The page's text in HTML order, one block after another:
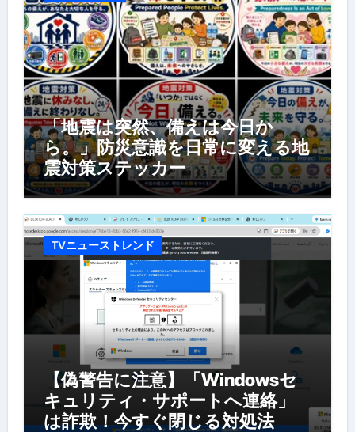
「地震は突然、備えは今日か
ら。」防災意識を日常に変える地
震対策ステッカー
TVニューストレンド
【偽警告に注意】「Windowsセ
キュリティ・サポートへ連絡」
は詐欺！今すぐ閉じる対処法